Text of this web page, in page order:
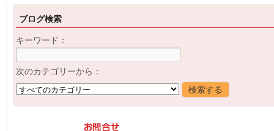
ブログ検索
キーワード：
次のカテゴリーから：